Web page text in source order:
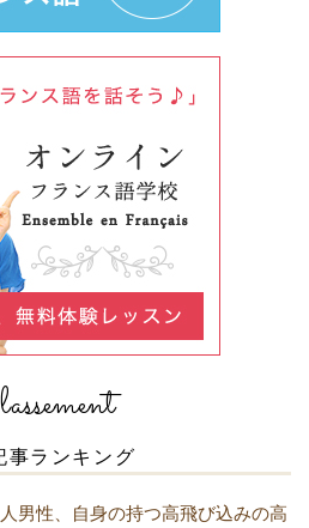
事ランキング
男性、自身の持つ高飛び込みの高